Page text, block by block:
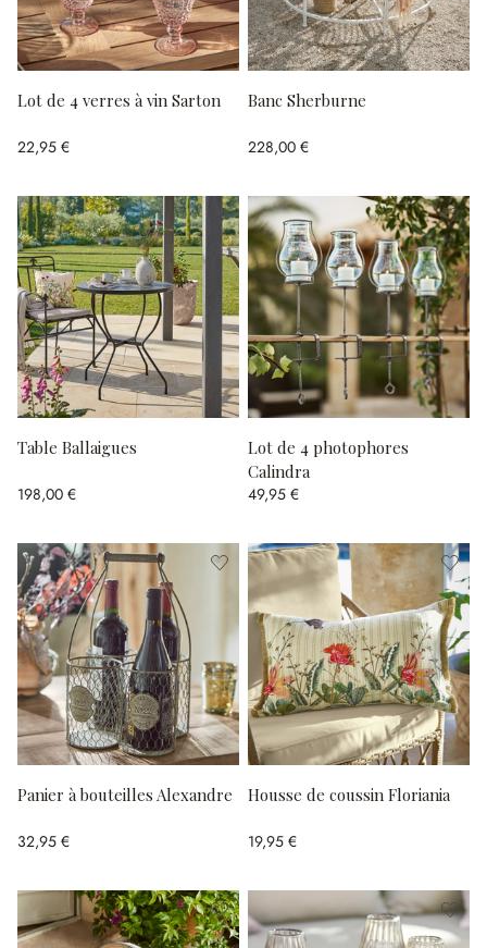
Lot de 4 verres à vin Sarton
22,95 €
Banc Sherburne
228,00 €
Table Ballaigues
198,00 €
Lot de 4 photophores
Calindra
49,95 €
Panier à bouteilles Alexandre
32,95 €
Housse de coussin Floriania
19,95 €